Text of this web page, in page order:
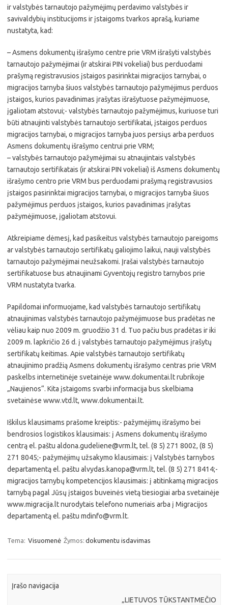
ir valstybės tarnautojo pažymėjimų perdavimo valstybės ir
savivaldybių institucijoms ir įstaigoms tvarkos aprašą, kuriame
nustatyta, kad:
– Asmens dokumentų išrašymo centre prie VRM išrašyti valstybės
tarnautojo pažymėjimai (ir atskirai PIN vokeliai) bus perduodami
prašymą registravusios įstaigos pasirinktai migracijos tarnybai, o
migracijos tarnyba šiuos valstybės tarnautojo pažymėjimus perduos
įstaigos, kurios pavadinimas įrašytas išrašytuose pažymėjimuose,
įgaliotam atstovui;- valstybės tarnautojo pažymėjimus, kuriuose turi
būti atnaujinti valstybės tarnautojo sertifikatai, įstaigos perduos
migracijos tarnybai, o migracijos tarnyba juos persiųs arba perduos
Asmens dokumentų išrašymo centrui prie VRM;
– valstybės tarnautojo pažymėjimai su atnaujintais valstybės
tarnautojo sertifikatais (ir atskirai PIN vokeliai) iš Asmens dokumentų
išrašymo centro prie VRM bus perduodami prašymą registravusios
įstaigos pasirinktai migracijos tarnybai, o migracijos tarnyba šiuos
pažymėjimus perduos įstaigos, kurios pavadinimas įrašytas
pažymėjimuose, įgaliotam atstovui.
Atkreipiame dėmesį, kad pasikeitus valstybės tarnautojo pareigoms
ar valstybės tarnautojo sertifikatų galiojimo laikui, nauji valstybės
tarnautojo pažymėjimai neužsakomi. Įrašai valstybės tarnautojo
sertifikatuose bus atnaujinami Gyventojų registro tarnybos prie
VRM nustatyta tvarka.
Papildomai informuojame, kad valstybės tarnautojo sertifikatų
atnaujinimas valstybės tarnautojo pažymėjimuose bus pradėtas ne
vėliau kaip nuo 2009 m. gruodžio 31 d. Tuo pačiu bus pradėtas ir iki
2009 m. lapkričio 26 d. į valstybės tarnautojo pažymėjimus įrašytų
sertifikatų keitimas. Apie valstybės tarnautojo sertifikatų
atnaujinimo pradžią Asmens dokumentų išrašymo centras prie VRM
paskelbs internetinėje svetainėje www.dokumentai.lt rubrikoje
„Naujienos“. Kita įstaigoms svarbi informacija bus skelbiama
svetainėse www.vtd.lt, www.dokumentai.lt.
Iškilus klausimams prašome kreiptis:- pažymėjimų išrašymo bei
bendrosios logistikos klausimais: į Asmens dokumentų išrašymo
centrą el. paštu aldona.gudeliene@vrm.lt, tel. (8 5) 271 8002, (8 5)
271 8045;- pažymėjimų užsakymo klausimais: į Valstybės tarnybos
departamentą el. paštu alvydas.kanopa@vrm.lt, tel. (8 5) 271 8414;-
migracijos tarnybų kompetencijos klausimais: į atitinkamą migracijos
tarnybą pagal Jūsų įstaigos buveinės vietą tiesiogiai arba svetainėje
www.migracija.lt nurodytais telefono numeriais arba į Migracijos
departamentą el. paštu mdinfo@vrm.lt.
Tema: Visuomenė Žymos: dokumentu isdavimas
Įrašo navigacija
„LIETUVOS TŪKSTANTMEČIO